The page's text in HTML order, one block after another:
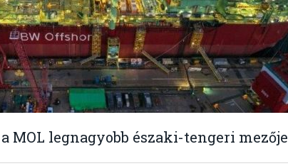
MOL legnagyobb északi-tengeri mezője